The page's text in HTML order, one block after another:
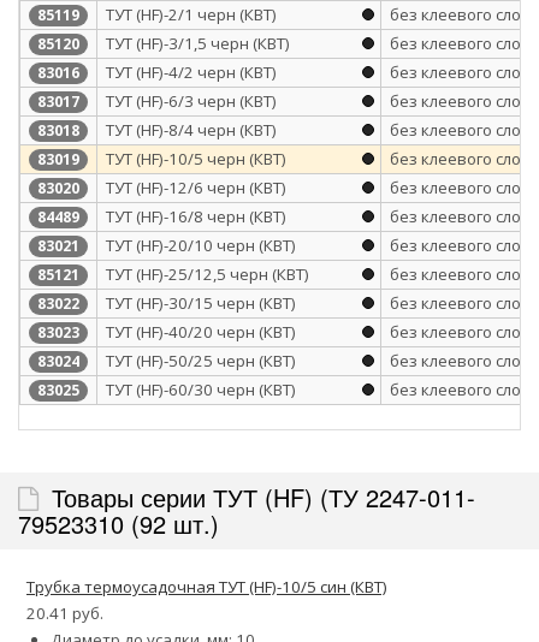
85119 ТУТ (HF)-2/1 черн (КВТ) без клеевого слоя
85120 ТУТ (HF)-3/1,5 черн (КВТ) без клеевого слоя
83016 ТУТ (HF)-4/2 черн (КВТ) без клеевого слоя
83017 ТУТ (HF)-6/3 черн (КВТ) без клеевого слоя
83018 ТУТ (HF)-8/4 черн (КВТ) без клеевого слоя
83019 ТУТ (HF)-10/5 черн (КВТ) без клеевого слоя
83020 ТУТ (HF)-12/6 черн (КВТ) без клеевого слоя
84489 ТУТ (HF)-16/8 черн (КВТ) без клеевого слоя
83021 ТУТ (HF)-20/10 черн (КВТ) без клеевого слоя
85121 ТУТ (HF)-25/12,5 черн (КВТ) без клеевого слоя
83022 ТУТ (HF)-30/15 черн (КВТ) без клеевого слоя
83023 ТУТ (HF)-40/20 черн (КВТ) без клеевого слоя
83024 ТУТ (HF)-50/25 черн (КВТ) без клеевого слоя
83025 ТУТ (HF)-60/30 черн (КВТ) без клеевого слоя
Товары серии ТУТ (HF) (ТУ 2247-011-
79523310 (92 шт.)
Трубка термоусадочная ТУТ (HF)-10/5 син (КВТ)
20.41 руб.